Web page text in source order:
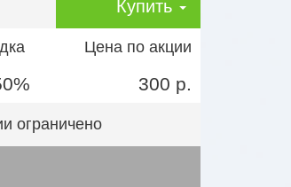
Купить
Цена по акции
300 р.
ограничено